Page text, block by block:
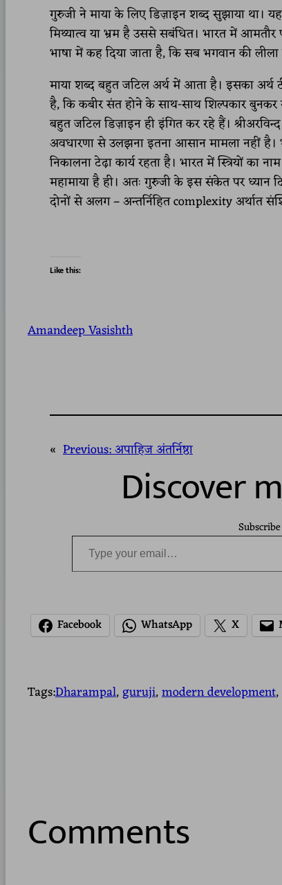
गुरुजी ने माया के लिए डिज़ाइन शब्द सुझाया था।
मिथ्यात्व या भ्रम है उससे सबंधित। भारत में
भाषा में कह दिया जाता है, कि सब भगवान की
माया शब्द बहुत जटिल अर्थ में आता है। इसका अर्थ
है, कि कबीर संत होने के साथ-साथ शिल्पकार
बहुत जटिल डिज़ाइन ही इंगित कर रहे हैं।
अवधारणा से उलझना इतना आसान मामला नहीं
निकालना टेढ़ा कार्य रहता है। भारत में स्त्रियों का
महामाया है ही। अतः गुरुजी के इस संकेत पर ध्यान
दोनों से अलग – अन्तर्निहित complexity अर्थात
Like this:
Amandeep Vasishth
« Previous:अपाहिज अंतर्निष्ठा
Discover
Type your email…
Facebook WhatsApp X
Tags:Dharampal, guruji, modern development,
Comments